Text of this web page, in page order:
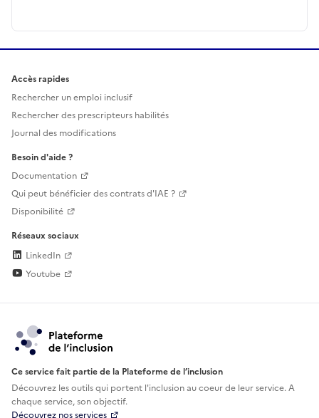
Accès rapides
Rechercher un emploi inclusif
Rechercher des prescripteurs habilités
Journal des modifications
Besoin d'aide ?
Documentation
Qui peut bénéficier des contrats d'IAE ?
Disponibilité
Réseaux sociaux
LinkedIn
Youtube
Ce service fait partie de la Plateforme de l’inclusion
Découvrez les outils qui portent l'inclusion aucoeur de leur service. A
chaque service, son objectif.
Découvrez nos services